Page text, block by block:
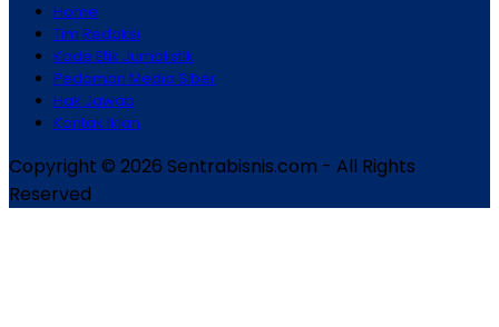
Home
Tim Redaksi
Kode Etik Jurnalistik
Pedoman Media Siber
Hak Jawab
Kontak Iklan
Copyright © 2026 Sentrabisnis.com - All Rights
Reserved